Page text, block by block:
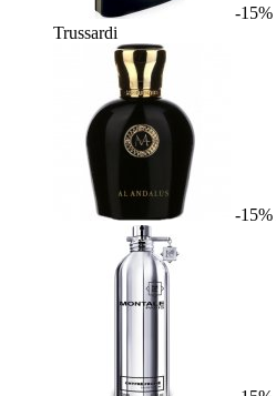
-15%
Trussardi
-15%